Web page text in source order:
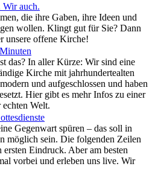
Wir auch.
die ihre Gaben, ihre Ideen und
wollen. Klingt gut für Sie? Dann
unsere offene Kirche!
das? In aller Kürze: Wir sind eine
Kirche mit jahrhundertealten
und aufgeschlossen und haben
Hier gibt es mehr Infos zu einer
Welt.
Gegenwart spüren – das soll in
möglich sein. Die folgenden Zeilen
Eindruck. Aber am besten
vorbei und erleben uns live. Wir